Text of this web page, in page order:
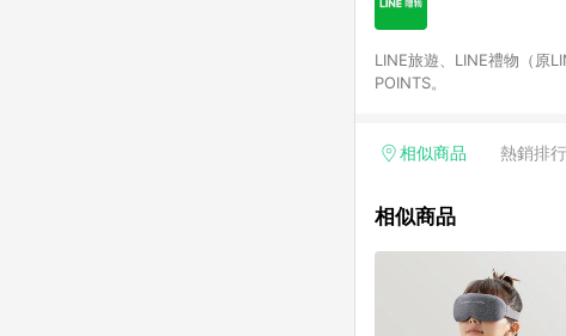
LINE旅遊、LINE禮物（原
POINTS。
相似商品 熱銷排
相似商品